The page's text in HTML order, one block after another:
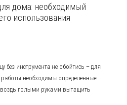
дома: необходимый
использования
без инструмента не обойтись – для
необходимы определенные
голыми руками вытащить